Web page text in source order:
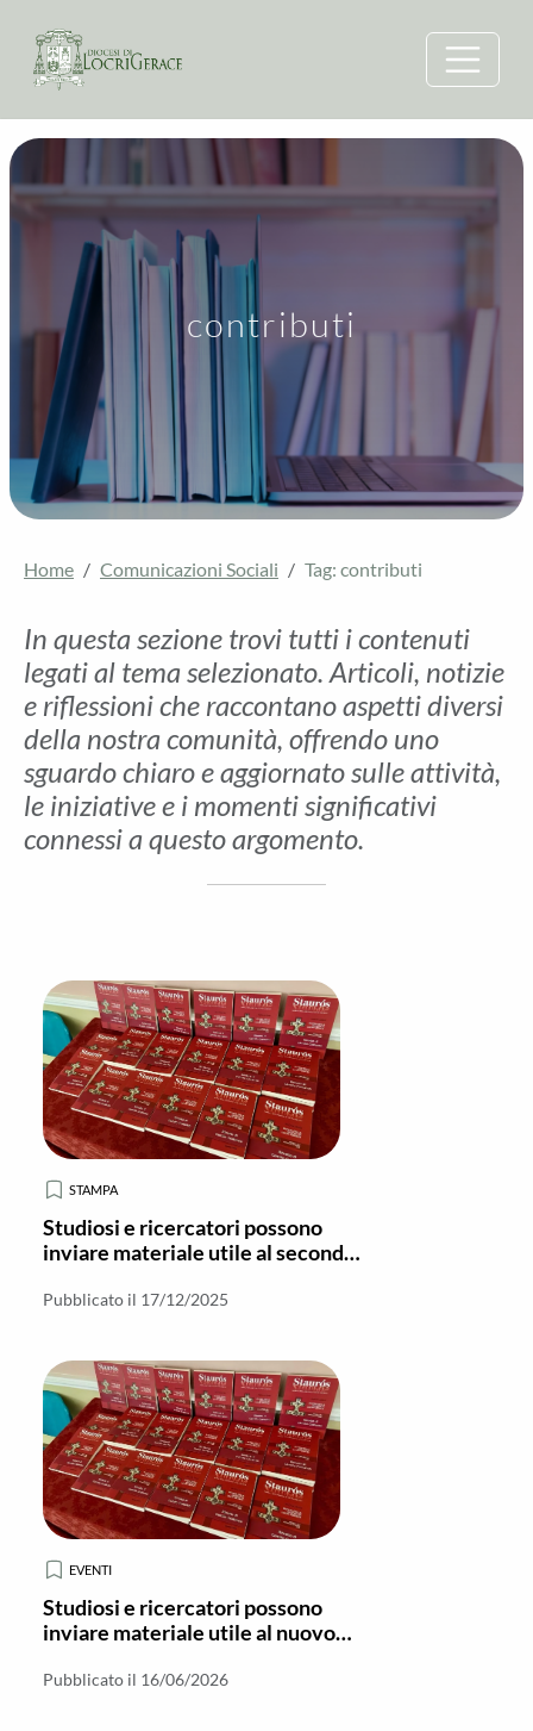
contributi
Home Comunicazioni Sociali Tag: contributi
In questa sezione trovi tutti i contenuti
legati al tema selezionato. Articoli, notizie
e riflessioni che raccontano aspetti diversi
della nostra comunità, offrendo uno
sguardo chiaro e aggiornato sulle attività,
le iniziative e i momenti significativi
connessi a questo argomento.
STAMPA
Studiosi e ricercatori possono
inviare materiale utile al secondo
Pubblicato il 17/12/2025
EVENTI
Studiosi e ricercatori possono
inviare materiale utile al nuovo
Pubblicato il 16/06/2026